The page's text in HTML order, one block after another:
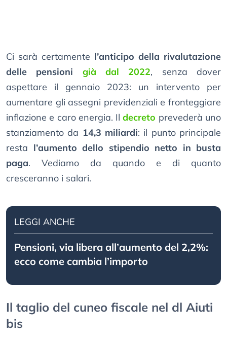
Ci sarà certamente l’anticipo della rivalutazione
delle pensioni
già dal 2022, senza dover
aspettare il gennaio 2023: un intervento per
aumentare gli assegni previdenziali e fronteggiare
inflazione e caro energia. Ildecreto prevederà uno
stanziamento da 14,3 miliardi: il punto principale
resta l’aumento dello stipendio netto in busta
paga. Vediamo da quando e di quanto
cresceranno i salari.
LEGGI ANCHE
Pensioni, via libera all’aumento del 2,2%:
ecco come cambia l’importo
Il taglio del cuneo fiscale nel dl Aiuti
bis